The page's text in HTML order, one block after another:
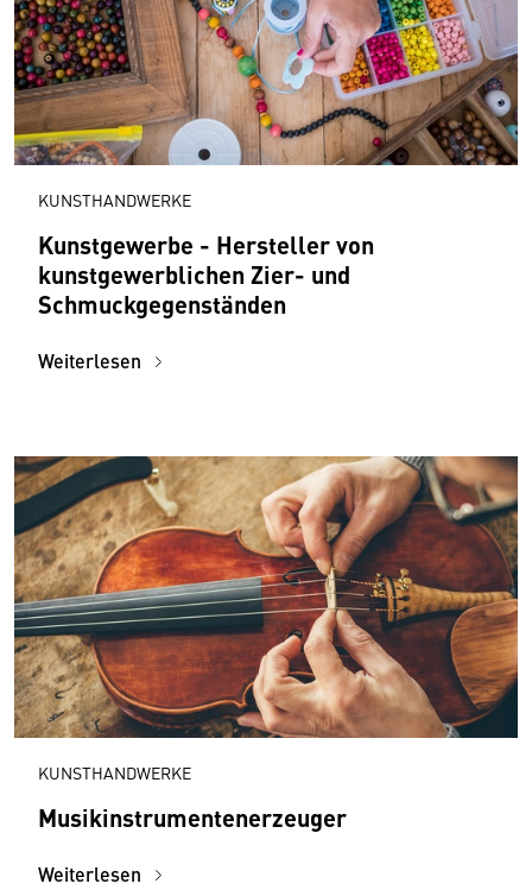
KUNSTHANDWERKE
Kunstgewerbe - Hersteller von
kunstgewerblichen Zier- und
Schmuckgegenständen
Weiterlesen
KUNSTHANDWERKE
Musikinstrumentenerzeuger
Weiterlesen